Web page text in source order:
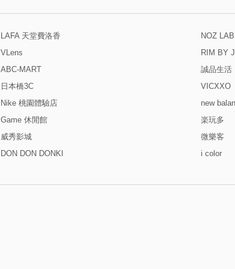
LAFA 天堂費洛香
NOZ
VLens
RIM BY
ABC-MART
誠品生活
日本橋3C
VICXXO
Nike 桃園體驗店
new
Game 休閒館
楽玩多
威秀影城
微樂客
DON DON DONKI i color